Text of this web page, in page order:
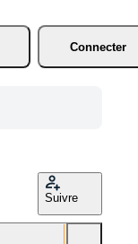
Connecter
Suivre